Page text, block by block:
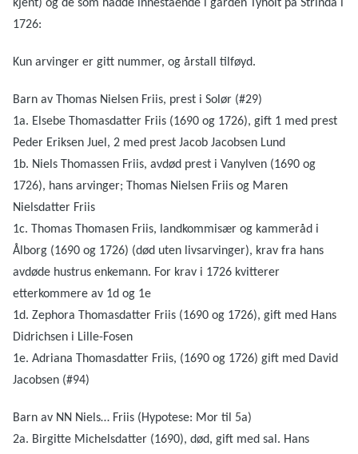
kjent) og de som hadde innestående i gården Tyholt på Strinda i
1726:
Kun arvinger er gitt nummer, og årstall tilføyd.
Barn av Thomas Nielsen Friis, prest i Solør (#29)
1a. Elsebe Thomasdatter Friis (1690 og 1726), gift 1 med prest
Peder Eriksen Juel, 2 med prest Jacob Jacobsen Lund
1b. Niels Thomassen Friis, avdød prest i Vanylven (1690 og
1726), hans arvinger; Thomas Nielsen Friis og Maren
Nielsdatter Friis
1c. Thomas Thomasen Friis, landkommisær og kammeråd i
Ålborg (1690 og 1726) (død uten livsarvinger), krav fra hans
avdøde hustrus enkemann. For krav i 1726 kvitterer
etterkommere av 1d og 1e
1d. Zephora Thomasdatter Friis (1690 og 1726), gift med Hans
Didrichsen i Lille-Fosen
1e. Adriana Thomasdatter Friis, (1690 og 1726) gift med David
Jacobsen (#94)
Barn av NN Niels… Friis (Hypotese: Mor til 5a)
2a. Birgitte Michelsdatter (1690), død, gift med sal. Hans